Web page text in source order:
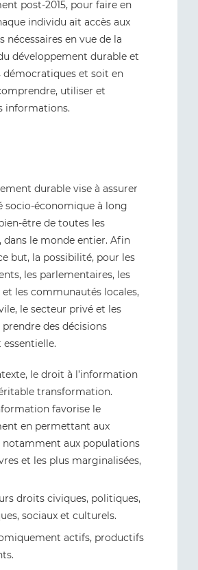
post-2015, pour faire en
individu ait accès aux
nécessaires en vue de la
développement durable et
démocratiques et soit en
utiliser et
informations.
durable vise à assurer
socio-économique à long
être de toutes les
dans le monde entier. Afin
but, la possibilité, pour les
les parlementaires, les
les communautés locales,
le secteur privé et les
des décisions
essentielle.
le droit à l’information
transformation.
favorise le
en permettant aux
notamment aux populations
et les plus marginalisées,
droits civiques, politiques,
sociaux et culturels.
actifs, productifs